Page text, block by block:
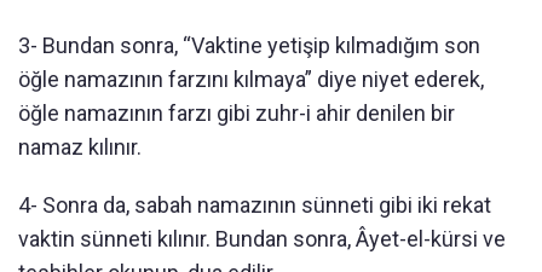
3- Bundan sonra, “Vaktine yetişip kılmadığım son
öğle namazının farzını kılmaya” diye niyet ederek,
öğle namazının farzı gibi zuhr-i ahir denilen bir
namaz kılınır.
4- Sonra da, sabah namazının sünneti gibi iki rekat
vaktin sünneti kılınır. Bundan sonra, Âyet-el-kürsi ve